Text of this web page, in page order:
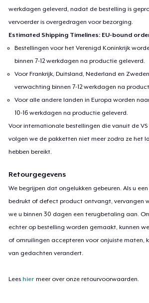
werkdagen geleverd, nadat de bestelling is
vervoerder is overgedragen voor bezorging.
Estimated Shipping Timelines: EU-bound
Bestellingen voor het Verenigd Koninkrijk
binnen 7-12 werkdagen na productie geleverd.
Voor Frankrijk, Duitsland, Nederland en
verwachting binnen 7-12 werkdagen na
Voor alle andere landen in Europa worden
10-16 werkdagen na productie geleverd.
Voor internationale bestellingen die vanuit de
volgen we de pakketten niet meer zodra ze het
hebben bereikt.
Retourgegevens
We begrijpen dat ongelukken gebeuren. Als u
bedrukt of defect product ontvangt, vervangen
we u binnen 30 dagen een terugbetaling aan.
echter op bestelling worden gemaakt, kunnen
of omruilingen accepteren voor onjuiste maten,
van gedachten verandert.
Lees hier meer over onze retourvoorwaarden.